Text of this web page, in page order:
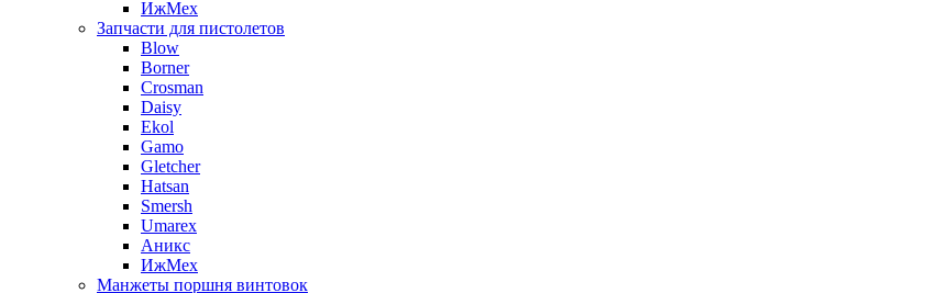
ИжМех
Запчасти для пистолетов
Blow
Borner
Crosman
Daisy
Ekol
Gamo
Gletcher
Hatsan
Smersh
Umarex
Аникс
ИжМех
Манжеты поршня винтовок